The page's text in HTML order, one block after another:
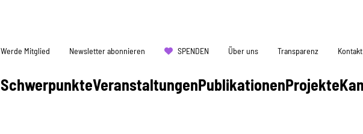
SchwerpunkteVeranstaltungenPublikationenProjekte
Werde Mitglied Newsletter abonnieren SPENDEN Über uns Transparenz Kontakt